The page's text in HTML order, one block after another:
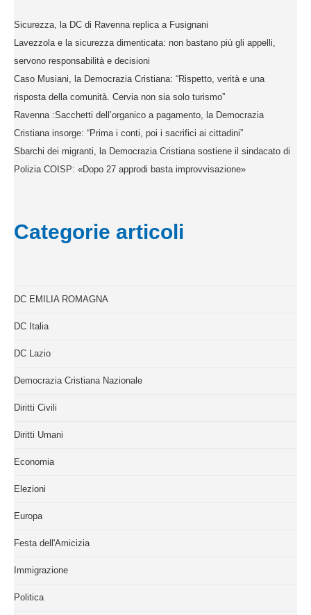
Sicurezza, la DC di Ravenna replica a Fusignani
Lavezzola e la sicurezza dimenticata: non bastano più gli appelli,
servono responsabilità e decisioni
Caso Musiani, la Democrazia Cristiana: “Rispetto, verità e una
risposta della comunità. Cervia non sia solo turismo”
Ravenna :Sacchetti dell’organico a pagamento, la Democrazia
Cristiana insorge: “Prima i conti, poi i sacrifici ai cittadini”
Sbarchi dei migranti, la Democrazia Cristiana sostiene il sindacato di
Polizia COISP: «Dopo 27 approdi basta improvvisazione»
Categorie articoli
DC EMILIA ROMAGNA
DC Italia
DC Lazio
Democrazia Cristiana Nazionale
Diritti Civili
Diritti Umani
Economia
Elezioni
Europa
Festa dell'Amicizia
Immigrazione
Politica